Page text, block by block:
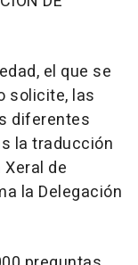
el que se
solicite, las
diferentes
la traducción
de
la Delegación